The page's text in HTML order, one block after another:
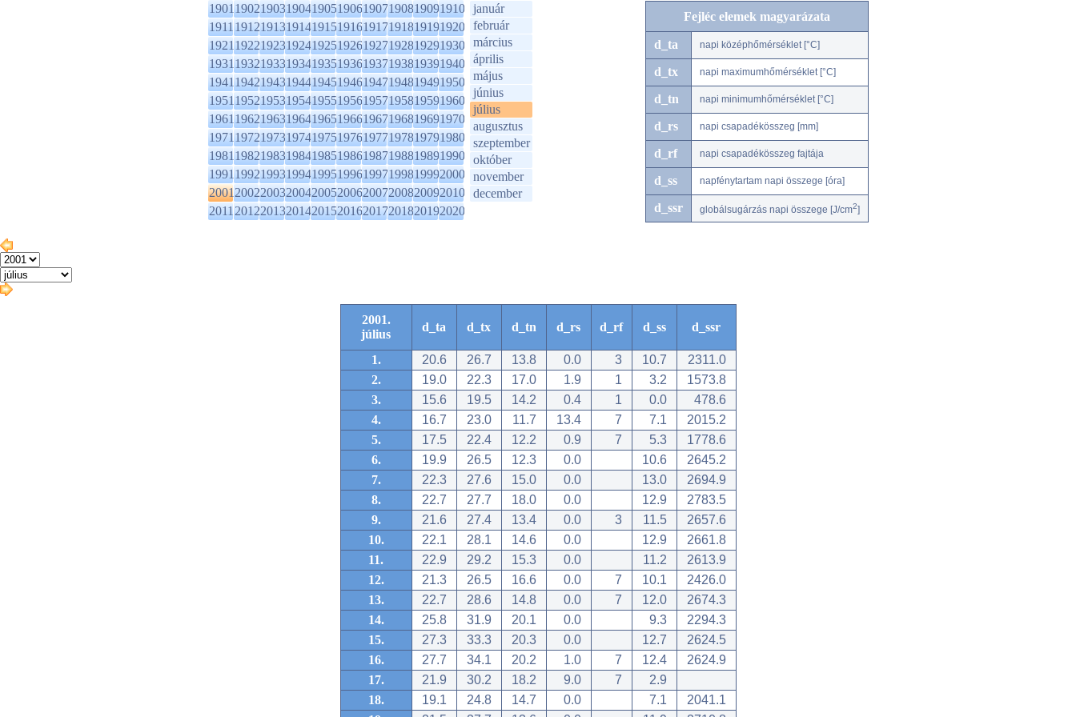
1901190219031904190519061907190819091910
1911191219131914191519161917191819191920
1921192219231924192519261927192819291930
1931193219331934193519361937193819391940
1941194219431944194519461947194819491950
1951195219531954195519561957195819591960
1961196219631964196519661967196819691970
1971197219731974197519761977197819791980
1981198219831984198519861987198819891990
1991199219931994199519961997199819992000
2001200220032004200520062007200820092010
2011201220132014201520162017201820192020
január
február
március
április
május
június
július
augusztus
szeptember
október
november
december
Fejléc elemek magyarázata
d_ta napi középhőmérséklet [°C]
d_tx napi maximumhőmérséklet [°C]
d_tn napi minimumhőmérséklet [°C]
d_rs napi csapadékösszeg [mm]
d_rf napi csapadékösszeg fajtája
d_ss napfénytartam napi összege [óra]
d_ssr globálsugárzás napi összege [J/cm2]
2001.
július
d_ta d_tx d_tn d_rs d_rf d_ss d_ssr
1. 20.6 26.7 13.8 0.0 3 10.7
2311.0
2.
19.0 22.3 17.0 1.9 1 3.2
1573.8
3.
15.6 19.5 14.2 0.4 1 0.0
478.6
4.
16.7 23.0 11.7 13.4 7 7.1
2015.2
5.
17.5 22.4 12.2 0.9 7 5.3
1778.6
6.
19.9 26.5 12.3 0.0 10.6
2645.2
7.
22.3 27.6 15.0 0.0 13.0
2694.9
8.
22.7 27.7 18.0 0.0 12.9
2783.5
9.
21.6 27.4 13.4 0.0 3 11.5
2657.6
10.
22.1 28.1 14.6 0.0 12.9
2661.8
11.
22.9 29.2 15.3 0.0 11.2
2613.9
12.
21.3 26.5 16.6 0.0 7 10.1
2426.0
13.
22.7 28.6 14.8 0.0 7 12.0
2674.3
14.
25.8 31.9 20.1 0.0 9.3
2294.3
15.
27.3 33.3 20.3 0.0 12.7
2624.5
16.
27.7 34.1 20.2 1.0 7 12.4
2624.9
17.
21.9 30.2 18.2 9.0 7
2.9
18.
19.1 24.8 14.7 0.0 7.1
2041.1